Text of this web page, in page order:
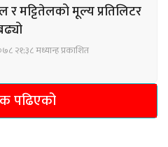
र मट्टितेलको मूल्य प्रतिलिटर
२१;३८ मध्यान्ह प्रकाशित
पढिएको